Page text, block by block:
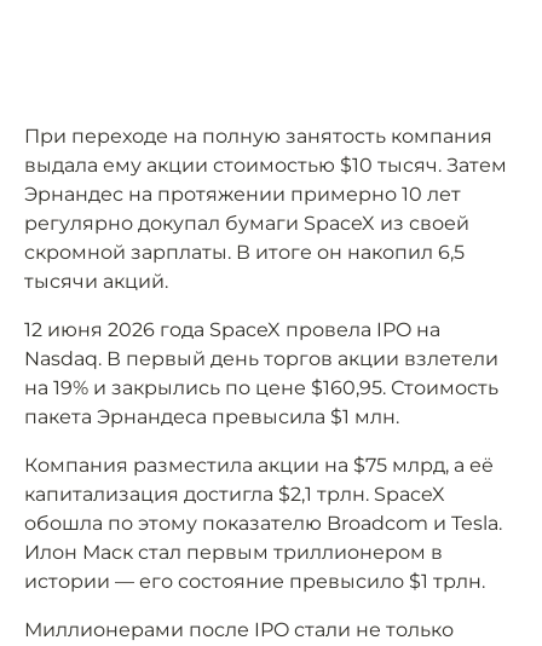
При переходе на полную занятость компания
выдала ему акции стоимостью $10 тысяч. Затем
Эрнандес на протяжении примерно 10 лет
регулярно докупал бумаги SpaceX из своей
скромной зарплаты. В итоге он накопил 6,5
тысячи акций.
12 июня 2026 года SpaceX провела IPO на
Nasdaq. В первый день торгов акции взлетели
на 19% и закрылись по цене $160,95. Стоимость
пакета Эрнандеса превысила $1 млн.
Компания разместила акции на $75 млрд, а её
капитализация достигла $2,1 трлн. SpaceX
обошла по этому показателю Broadcom и Tesla.
Илон Маск стал первым триллионером в
истории — его состояние превысило $1 трлн.
Миллионерами после IPO стали не только